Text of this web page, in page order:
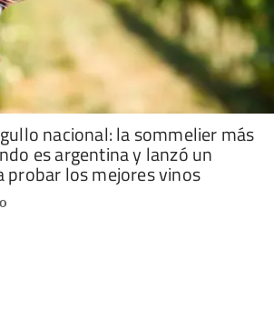
nacional: la sommelier más
es argentina y lanzó un
probar los mejores vinos